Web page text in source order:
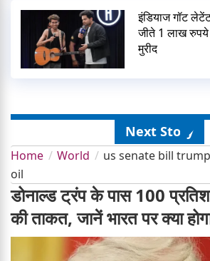
इंडियाज गॉट
जीते 1 लाख
मुरीद
Next Story
Home World
us senate bill
oil
डोनाल्ड ट्रंप के पास 100
की ताकत, जानें भारत पर क्या